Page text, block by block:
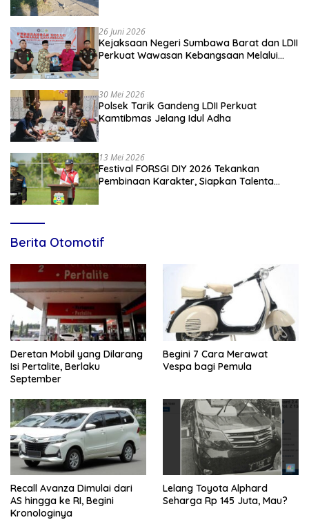
26 Juni 2026
Kejaksaan Negeri Sumbawa Barat dan LDII
Perkuat Wawasan Kebangsaan Melalui
30 Mei 2026
Polsek Tarik Gandeng LDII Perkuat
Kamtibmas Jelang Idul Adha
13 Mei 2026
Festival FORSGI DIY 2026 Tekankan
Pembinaan Karakter, Siapkan Talenta
Berita Otomotif
Deretan Mobil yang Dilarang
Isi Pertalite, Berlaku
September
Begini 7 Cara Merawat
Vespa bagi Pemula
Recall Avanza Dimulai dari
AS hingga ke RI, Begini
Kronologinya
Lelang Toyota Alphard
Seharga Rp 145 Juta, Mau?